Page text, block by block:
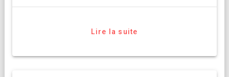
Lire la suite